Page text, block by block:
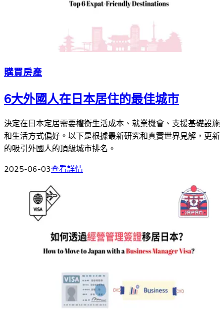
購買房產
6大外國人在日本居住的最佳城市
決定在日本定居需要權衡生活成本、就業機會、支援基礎設施
和生活方式偏好。以下是根據最新研究和真實世界見解，更新
的吸引外國人的頂級城市排名。
2025-06-03查看詳情